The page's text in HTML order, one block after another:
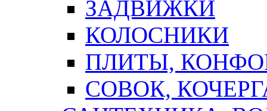
ЗАДВИЖКИ
КОЛОСНИКИ
ПЛИТЫ,
СОВОК,